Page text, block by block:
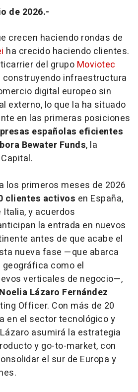
de 2026.-
crecen haciendo rondas de
ha crecido haciendo clientes.
del grupo Moviotec
infraestructura
digital europeo sin
externo, lo que la ha situado
en las primeras posiciones
españolas eficientes
Bewater Funds, la
los primeros meses de 2026
clientes activos en España,
Italia, y acuerdos
la entrada en nuevos
antes de que acabe el
nueva fase —que abarca
como el
verticales de negocio—,
Noelia Lázaro Fernández
Officer. Con más de 20
en el sector tecnológico y
asumirá la estrategia
y go-to-market, con
el sur de Europa y